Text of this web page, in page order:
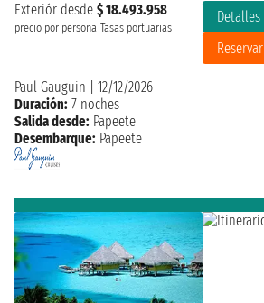
Exteriór desde $ 18.493.958
precio por persona Tasas portuarias
Detalles
Reservar
Paul Gauguin
12/12/2026
Duración: 7 noches
Salida desde: Papeete
Desembarque: Papeete